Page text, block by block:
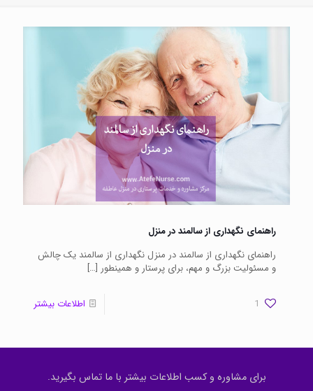
راهنمای نگهداری از سالمند در منزل
راهنمای نگهداری از سالمند در منزل نگهداری از سالمند یک چالش
و مسئولیت بزرگ و مهم، برای پرستار و همینطور […]
1 اطلاعات بیشتر
برای مشاوره و کسب اطلاعات بیشتر با ما تماس بگیرید.